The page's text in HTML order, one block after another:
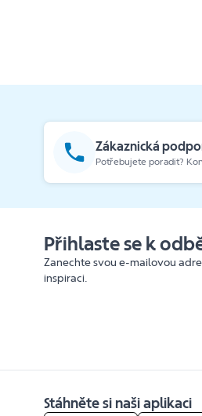
Zákaznická
Potřebujete poradit?
Přihlaste se k
Zanechte svou e-mailovou
inspiraci.
Stáhněte si naši aplikaci